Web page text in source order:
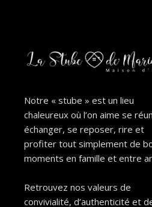
Notre « stube » est un lieu
chaleureux où l’on aime se
échanger, se reposer, rire et
profiter tout simplement de
moments en famille et entre
Retrouvez nos valeurs de
convivialité, d’authenticité et